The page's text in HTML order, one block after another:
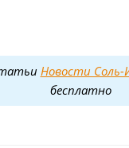
Новости Соль-
бесплатно